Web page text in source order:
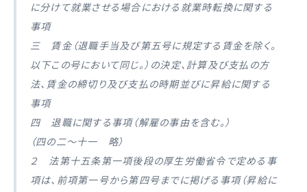
に分けて就業させる場合における就業時転換に関する
事項
三 賃金（退職手当及び第五号に規定する賃金を除く。
以下この号において同じ。）の決定、計算及び支払の方
法、賃金の締切り及び支払の時期並びに昇給に関する
事項
四 退職に関する事項（解雇の事由を含む。）
（四の二〜十一 略）
２ 法第十五条第一項後段の厚生労働省令で定める事
項は、前項第一号から第四号までに掲げる事項（昇給に